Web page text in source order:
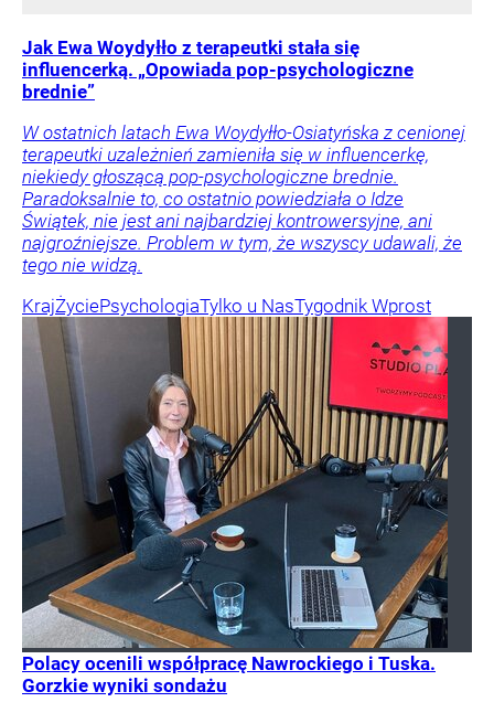
Jak Ewa Woydyłło z terapeutki stała się
influencerką. „Opowiada pop-psychologiczne
brednie”
W ostatnich latach Ewa Woydyłło-Osiatyńska z cenionej
terapeutki uzależnień zamieniła się w influencerkę,
niekiedy głoszącą pop-psychologiczne brednie.
Paradoksalnie to, co ostatnio powiedziała o Idze
Świątek, nie jest ani najbardziej kontrowersyjne, ani
najgroźniejsze. Problem w tym, że wszyscy udawali, że
tego nie widzą.
KrajŻyciePsychologiaTylko u NasTygodnik Wprost
Polacy ocenili współpracę Nawrockiego i Tuska.
Gorzkie wyniki sondażu